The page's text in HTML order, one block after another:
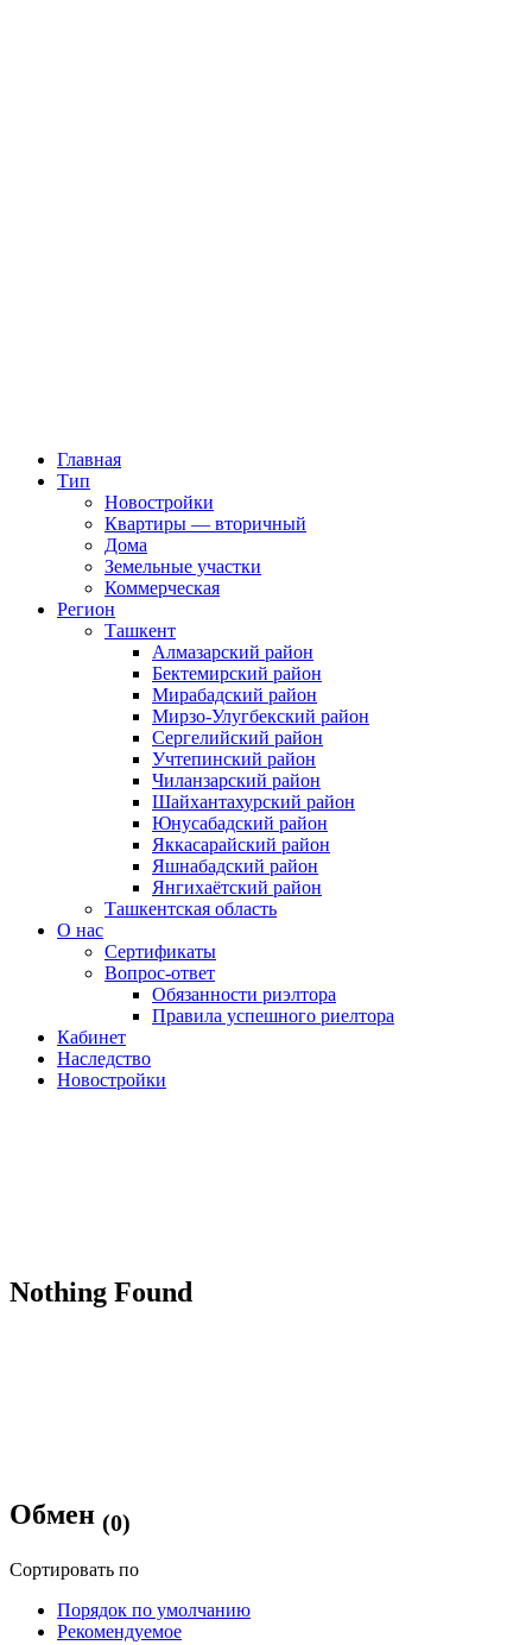
Главная
Тип
Новостройки
Квартиры — вторичный
Дома
Земельные участки
Коммерческая
Регион
Ташкент
Алмазарский район
Бектемирский район
Мирабадский район
Мирзо-Улугбекский район
Сергелийский район
Учтепинский район
Чиланзарский район
Шайхантахурский район
Юнусабадский район
Яккасарайский район
Яшнабадский район
Янгихаётский район
Ташкентская область
О нас
Сертификаты
Вопрос-ответ
Обязанности риэлтора
Правила успешного риелтора
Кабинет
Наследство
Новостройки
Nothing Found
Обмен (0)
Сортировать по
Порядок по умолчанию
Рекомендуемое